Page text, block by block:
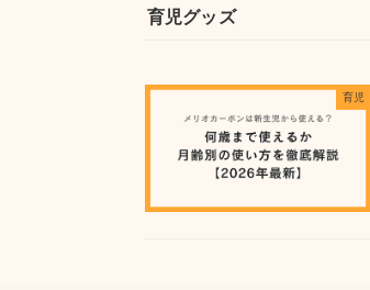
育児グッズ
育児